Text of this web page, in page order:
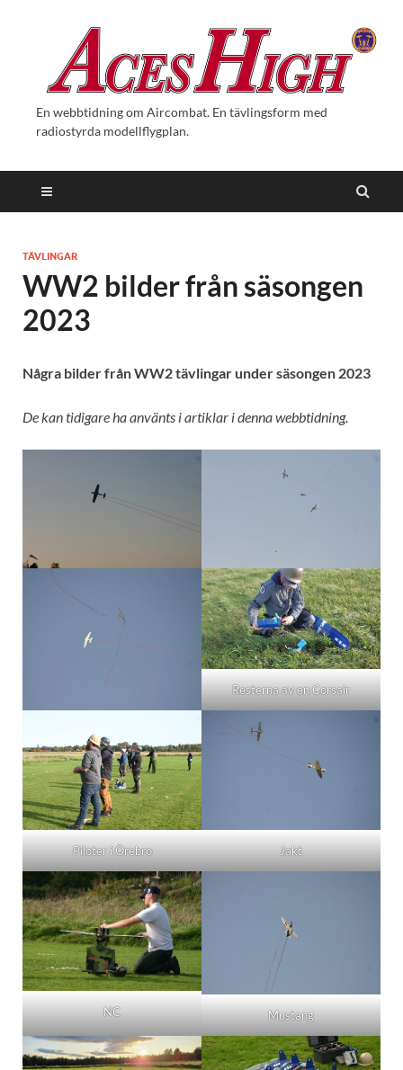
En webbtidning om Aircombat. En tävlingsform med
radiostyrda modellflygplan.
TÄVLINGAR
WW2 bilder från säsongen
2023
Några bilder från WW2 tävlingar under säsongen 2023
De kan tidigare ha använts i artiklar i denna webbtidning.
Resterna av en Corsair
Piloter i Örebro Jakt
NC Mustang